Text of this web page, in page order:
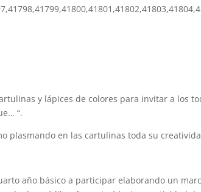
y lápices de colores para invitar a los
“.
plasmando en las cartulinas toda su
año básico a participar elaborando un